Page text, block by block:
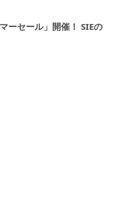
セール」開催！ SIEの